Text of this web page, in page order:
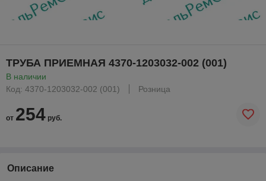
ТРУБА ПРИЕМНАЯ 4370-1203032-002 (001)
В наличии
Код: 4370-1203032-002 (001)
Розница
от 254 руб.
Описание